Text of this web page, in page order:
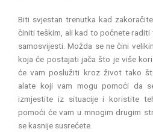
Biti svjestan trenutka kad
činiti teškim, ali kad to počnete
samosvijesti. Možda se ne čini
koja će postajati jača što je više
će vam poslužiti kroz život tako
alate koji vam mogu pomoći da
izmjestite iz situacije i koristite
pomoći će vam u mnogim drugim
se kasnije susrećete.